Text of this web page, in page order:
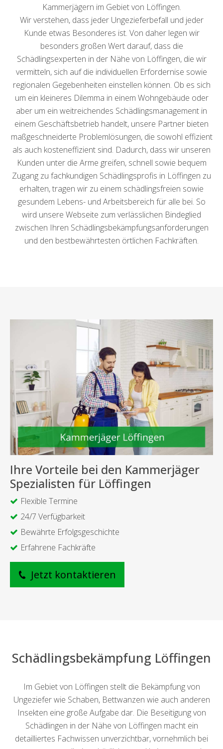
Kammerjägern im Gebiet von Löffingen.
Wir verstehen, dass jeder Ungezieferbefall und jeder
Kunde etwas Besonderes ist. Von daher legen wir
besonders großen Wert darauf, dass die
Schädlingsexperten in der Nähe von Löffingen, die wir
vermitteln, sich auf die individuellen Erfordernise sowie
regionalen Gegebenheiten einstellen können. Ob es sich
um ein kleineres Dilemma in einem Wohngebäude oder
aber um ein weitreichendes Schädlingsmanagement in
einem Geschäftsbetrieb handelt, unsere Partner bieten
maßgeschneiderte Problemlösungen, die sowohl effizient
als auch kosteneffizient sind. Dadurch, dass wir unseren
Kunden unter die Arme greifen, schnell sowie bequem
Zugang zu fachkundigen Schädlingsprofis in Löffingen zu
erhalten, tragen wir zu einem schädlingsfreien sowie
gesundem Lebens- und Arbeitsbereich für alle bei. So
wird unsere Webseite zum verlässlichen Bindeglied
zwischen Ihren Schädlingsbekämpfungsanforderungen
und den bestbewährtesten örtlichen Fachkräften.
Ihre Vorteile bei den Kammerjäger
Spezialisten für Löffingen
Flexible Termine
24/7 Verfügbarkeit
Bewährte Erfolgsgeschichte
Erfahrene Fachkräfte
Jetzt kontaktieren
Schädlingsbekämpfung Löffingen
Im Gebiet von Löffingen stellt die Bekämpfung von
Ungeziefer wie Schaben, Bettwanzen wie auch anderen
Insekten eine große Aufgabe dar. Die Beseitigung von
Schädlingen in der Nähe von Löffingen macht ein
detailliertes Fachwissen unverzichtbar, vornehmlich bei